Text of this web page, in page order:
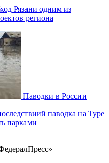
Рязани одним из
региона
Паводки в России
паводка на Туре
парками